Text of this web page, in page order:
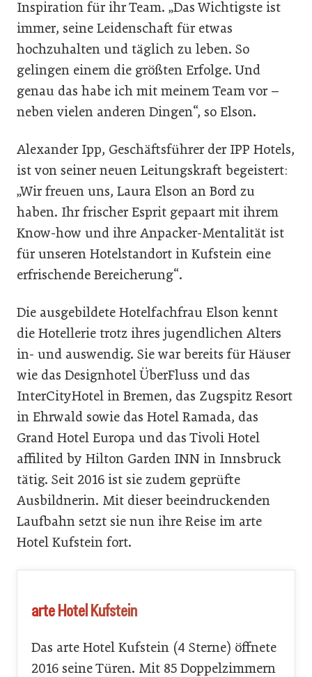
Inspiration für ihr Team. „Das Wichtigste ist
immer, seine Leidenschaft für etwas
hochzuhalten und täglich zu leben. So
gelingen einem die größten Erfolge. Und
genau das habe ich mit meinem Team vor –
neben vielen anderen Dingen“, so Elson.
Alexander Ipp, Geschäftsführer der IPP Hotels,
ist von seiner neuen Leitungskraft begeistert:
„Wir freuen uns, Laura Elson an Bord zu
haben. Ihr frischer Esprit gepaart mit ihrem
Know-how und ihre Anpacker-Mentalität ist
für unseren Hotelstandort in Kufstein eine
erfrischende Bereicherung“.
Die ausgebildete Hotelfachfrau Elson kennt
die Hotellerie trotz ihres jugendlichen Alters
in- und auswendig. Sie war bereits für Häuser
wie das Designhotel ÜberFluss und das
InterCityHotel in Bremen, das Zugspitz Resort
in Ehrwald sowie das Hotel Ramada, das
Grand Hotel Europa und das Tivoli Hotel
affilited by Hilton Garden INN in Innsbruck
tätig. Seit 2016 ist sie zudem geprüfte
Ausbildnerin. Mit dieser beeindruckenden
Laufbahn setzt sie nun ihre Reise im arte
Hotel Kufstein fort.
arte Hotel Kufstein
Das arte Hotel Kufstein (4 Sterne) öffnete
2016 seine Türen. Mit 85 Doppelzimmern